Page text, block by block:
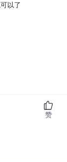
以了
赞